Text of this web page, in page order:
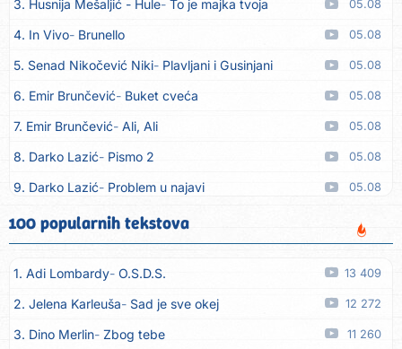
3. Husnija Mešaljić - Hule To je majka tvoja 05.08
4. In Vivo Brunello 05.08
5. Senad Nikočević Niki Plavljani i Gusinjani 05.08
6. Emir Brunčević Buket cveća 05.08
7. Emir Brunčević Ali, Ali 05.08
8. Darko Lazić Pismo 2 05.08
9. Darko Lazić Problem u najavi 05.08
10. Aleksandra Đuranović Kao zver
11. Meliha Imširović Čujem mili 05.08
12. Tereza Kesovija Prvi cvijet 05.08
13. Kopito Ka´ list ol kaduje (Poput lista od kadulje) 05.08
14. Alen Polić Rožica črljena 05.08
100 popularnih tekstova
1. Adi Lombardy O.S.D.S. 13 409
2. Jelena Karleuša Sad je sve okej 12 272
3. Dino Merlin Zbog tebe 11 260